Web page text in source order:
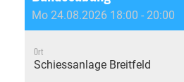
Mo 24.08.2026 18:00 - 20:00
Ort
Schiessanlage Breitfeld